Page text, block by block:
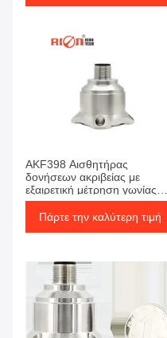
AKF398 Αισθητήρας
δονήσεων ακριβείας με
εξαιρετική μέτρηση γωνίας
σταθερότητας της
προκατάληψης
Πάρτε την καλύτερη τιμή